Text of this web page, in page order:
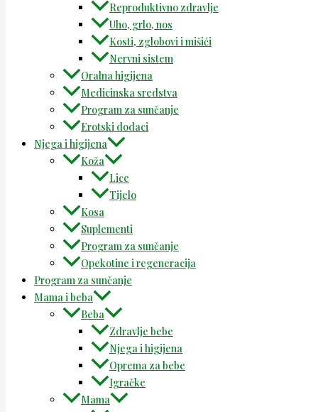
Reproduktivno zdravlje
Uho, grlo, nos
Kosti, zglobovi i mišići
Nervni sistem
Oralna higijena
Medicinska sredstva
Program za sunčanje
Erotski dodaci
Njega i higijena
Koža
Lice
Tijelo
Kosa
Suplementi
Program za sunčanje
Opekotine i regeneracija
Program za sunčanje
Mama i beba
Beba
Zdravlje bebe
Njega i higijena
Oprema za bebe
Igračke
Mama